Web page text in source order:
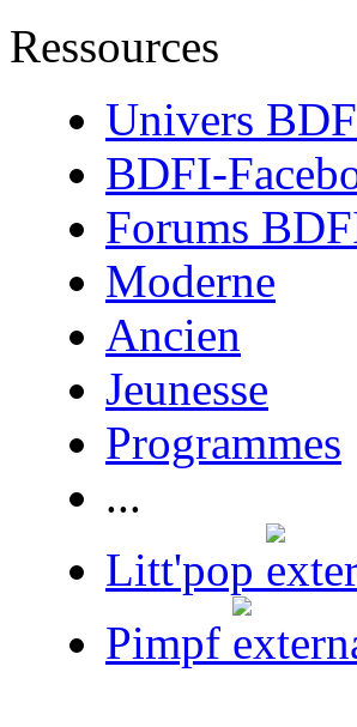
Ressources
Univers
BDFI-
Forums
Moderne
Ancien
Jeunesse
Programmes
...
Litt'pop
Pimpf